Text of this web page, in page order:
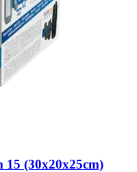
15 (30x20x25cm)